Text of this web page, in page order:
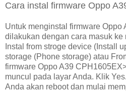
Cara instal firmware Oppo
Untuk menginstal firmware Oppo
dilakukan dengan cara masuk
Instal from stroge device (Install
storage (Phone storage) atau
firmware Oppo A39
muncul pada layar Anda. Klik
Anda akan reboot dan mulai